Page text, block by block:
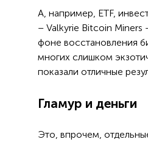
А, например, ETF,
– Valkyrie Bitcoin Miners
фоне восстановления
многих слишком
показали отличные
Гламур и деньги
Это, впрочем,